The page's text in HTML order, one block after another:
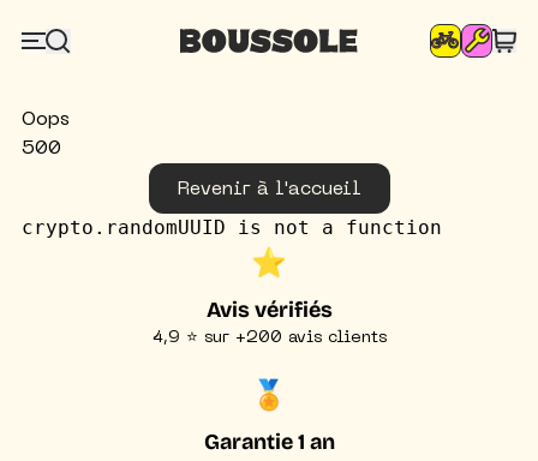
Oops
500
Revenir à l'accueil
crypto.randomUUID is not a function
⭐️
Avis vérifiés
4,9 ⭐ sur +200 avis clients
🏅
Garantie 1 an